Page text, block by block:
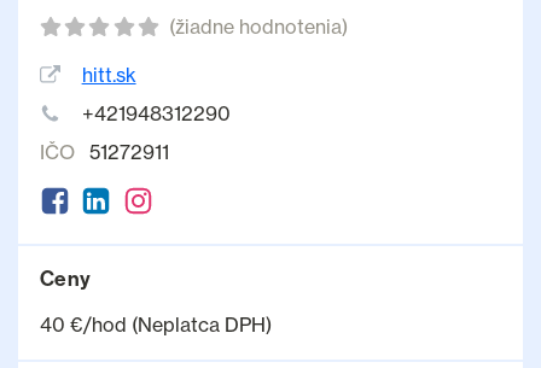
(žiadne hodnotenia)
hitt.sk
+421948312290
IČO
51272911
Ceny
40 €/hod (Neplatca DPH)